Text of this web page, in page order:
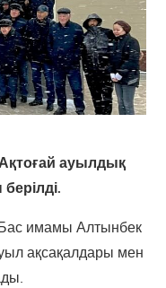
ауылдық
имамы Алтынбек
ақсақалдары мен